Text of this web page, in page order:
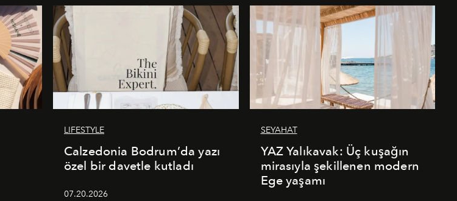
LIFESTYLE
Calzedonia Bodrum’da yazı
özel bir davetle kutladı
07.20.2026
SEYAHAT
YAZ Yalıkavak: Üç kuşağın
mirasıyla şekillenen modern
Ege yaşamı